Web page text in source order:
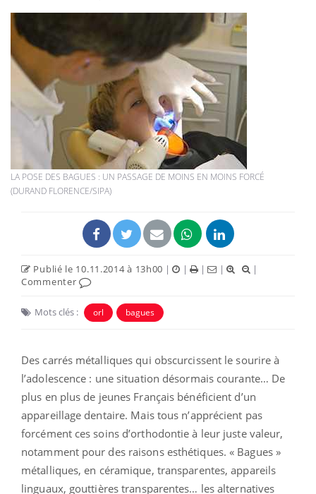
LA POSE DES BAGUES : UN PASSAGE DE MOINS EN MOINS FORCÉ
(DURAND FLORENCE/SIPA)
Publié le 10.11.2014 à 13h00 | | | |
|
Commenter
Mots clés : orl bagues
Des carrés métalliques qui obscurcissent le sourire à
l’adolescence : une situation désormais courante… De
plus en plus de jeunes Français bénéficient d’un
appareillage dentaire. Mais tous n’apprécient pas
forcément ces soins d’orthodontie à leur juste valeur,
notamment pour des raisons esthétiques. « Bagues »
métalliques, en céramique, transparentes, appareils
linguaux, gouttières transparentes… les alternatives